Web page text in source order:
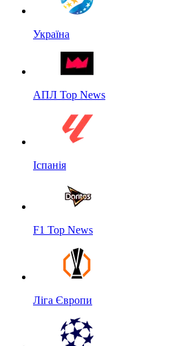
Україна
АПЛ Top News
Іспанія
F1 Top News
Ліга Європи